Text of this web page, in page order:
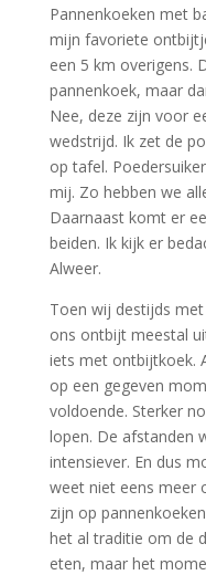
Pannenkoeken met
mijn favoriete
een 5 km overigens.
pannenkoek, maar
Nee, deze zijn voor
wedstrijd. Ik zet de
op tafel.
mij. Zo hebben we
Daarnaast komt er
beiden. Ik kijk er
Alweer.
Toen wij destijds
ons ontbijt meestal
iets met ontbijtkoek.
op een gegeven
voldoende. Sterker
lopen. De afstanden
intensiever. En dus
weet niet eens meer
zijn op
het al traditie om de
eten, maar het